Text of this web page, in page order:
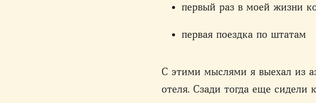
первый раз в моей жизни
первая поездка по штатам
С этими мыслями я выехал из
отеля. Сзади тогда еще сидели